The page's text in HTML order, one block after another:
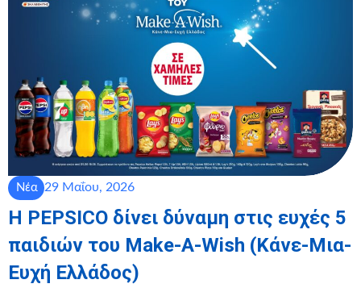
Νέα 29 Μαΐου, 2026
Η PEPSICO δίνει δύναμη στις ευχές 5
παιδιών του Make-A-Wish (Κάνε-Μια-
Ευχή Ελλάδος)